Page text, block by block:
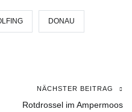
DONAU
NÄCHSTER BEITRAG
Rotdrossel im Ampermoos